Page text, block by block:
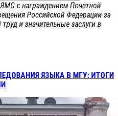
с награждением Почетной
Российской Федерации за
и значительные заслуги в
ЯЗЫКА В МГУ: ИТОГИ